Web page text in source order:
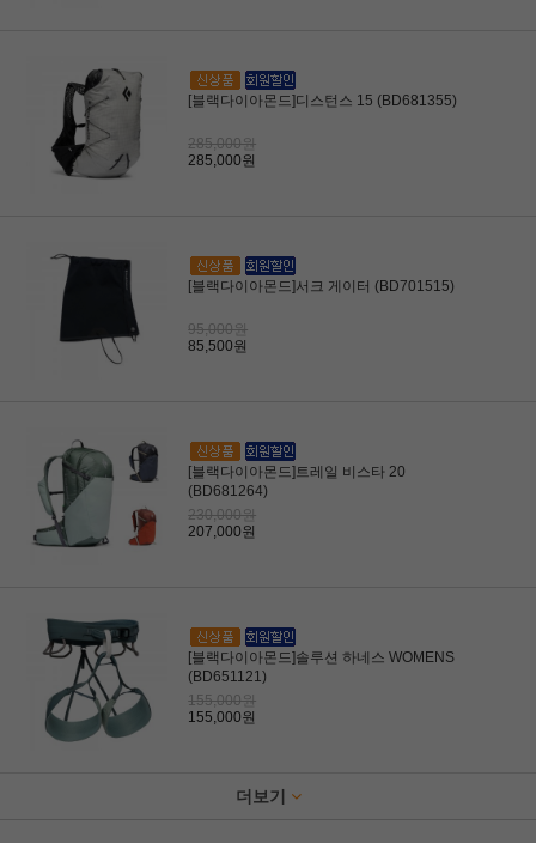
[블랙다이아몬드]디스턴스 15 (BD681355)
285,000원
285,000원
[블랙다이아몬드]서크 게이터 (BD701515)
95,000원
85,500원
[블랙다이아몬드]트레일 비스타 20
(BD681264)
230,000원
207,000원
[블랙다이아몬드]솔루션 하네스 WOMENS
(BD651121)
155,000원
155,000원
더보기